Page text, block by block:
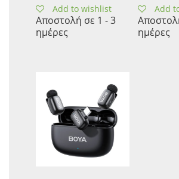
Add to wishlist
Αποστολή σε 1 - 3
ημέρες
Add
ημέρες